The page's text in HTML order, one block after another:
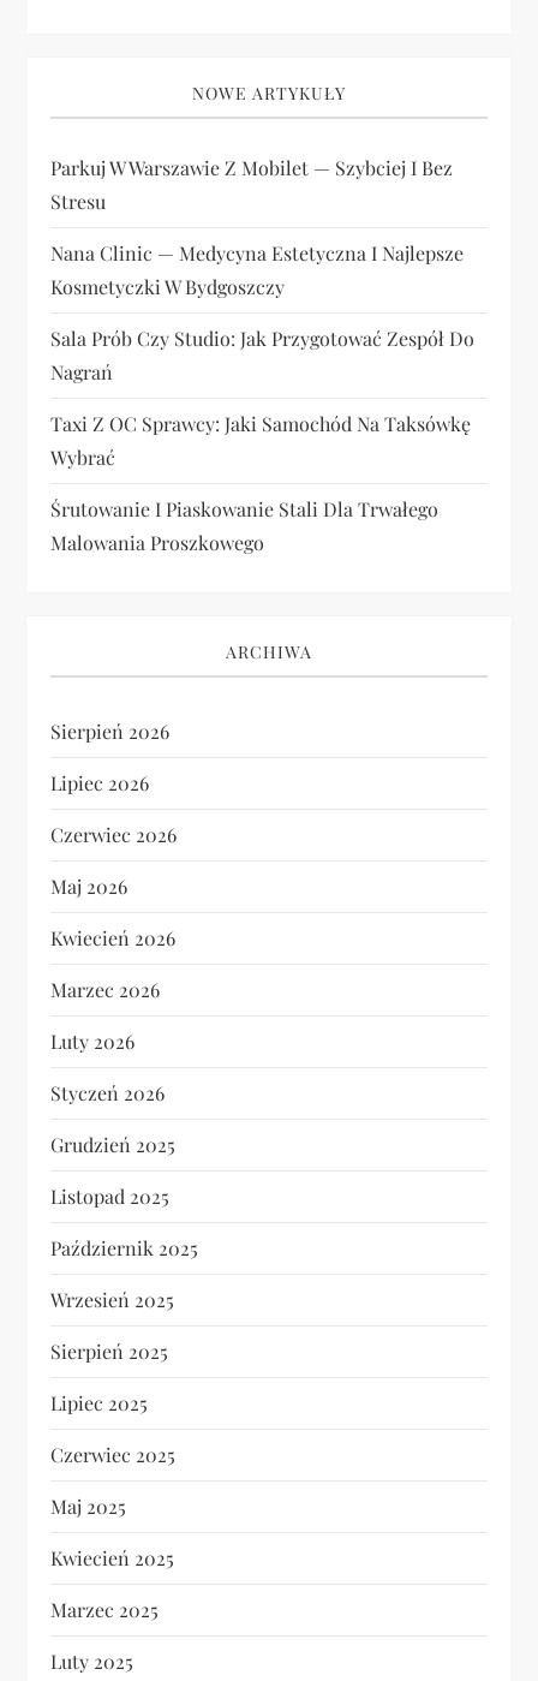
NOWE ARTYKUŁY
Parkuj W Warszawie Z Mobilet — Szybciej I Bez
Stresu
Nana Clinic — Medycyna Estetyczna I Najlepsze
Kosmetyczki W Bydgoszczy
Sala Prób Czy Studio: Jak Przygotować Zespół Do
Nagrań
Taxi Z OC Sprawcy: Jaki Samochód Na Taksówkę
Wybrać
Śrutowanie I Piaskowanie Stali Dla Trwałego
Malowania Proszkowego
ARCHIWA
Sierpień 2026
Lipiec 2026
Czerwiec 2026
Maj 2026
Kwiecień 2026
Marzec 2026
Luty 2026
Styczeń 2026
Grudzień 2025
Listopad 2025
Październik 2025
Wrzesień 2025
Sierpień 2025
Lipiec 2025
Czerwiec 2025
Maj 2025
Kwiecień 2025
Marzec 2025
Luty 2025